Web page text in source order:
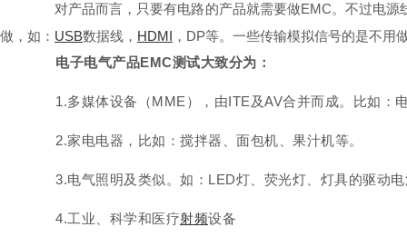
对产品而言，只要有电路的产品就需要做EMC。不过电
做，如： USB数据线， HDMI ，DP等。一些传输模拟信号的是不用
电子电气产品EMC测试大致分为：
1.多媒体设备（MME），由ITE及AV合并而成。比如：
2.家电电器，比如：搅拌器、面包机、果汁机等。
3.电气照明及类似。如：LED灯、荧光灯、灯具的驱动电
4.工业、科学和医疗射频设备